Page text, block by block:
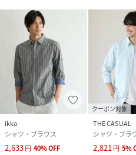
----------------
透け感：なし
裏地：なし
伸縮性：なし
光沢感：なし
生地の厚さ：やや薄手
----------------
ikka
シャツ・ブラウス
2,633円 40%OFF
クーポン対象
THE CASUAL
シャツ・ブラ
2,821円 5%